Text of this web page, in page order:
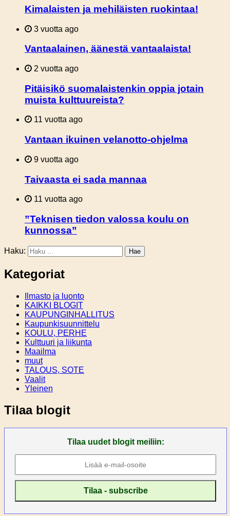
Kimalaisten ja mehiläisten ruokintaa!
3 vuotta ago
Vantaalainen, äänestä vantaalaista!
2 vuotta ago
Pitäisikö suomalaistenkin oppia jotain
muista kulttuureista?
11 vuotta ago
Vantaan ikuinen velanotto-ohjelma
9 vuotta ago
Taivaasta ei sada mannaa
11 vuotta ago
”Teknisen tiedon valossa koulu on
kunnossa”
Haku:
Kategoriat
Ilmasto ja luonto
KAIKKI BLOGIT
KAUPUNGINHALLITUS
Kaupunkisuunnittelu
KOULU, PERHE
Kulttuuri ja liikunta
Maailma
muut
TALOUS, SOTE
Vaalit
Yleinen
Tilaa blogit
Tilaa uudet blogit meiliin: